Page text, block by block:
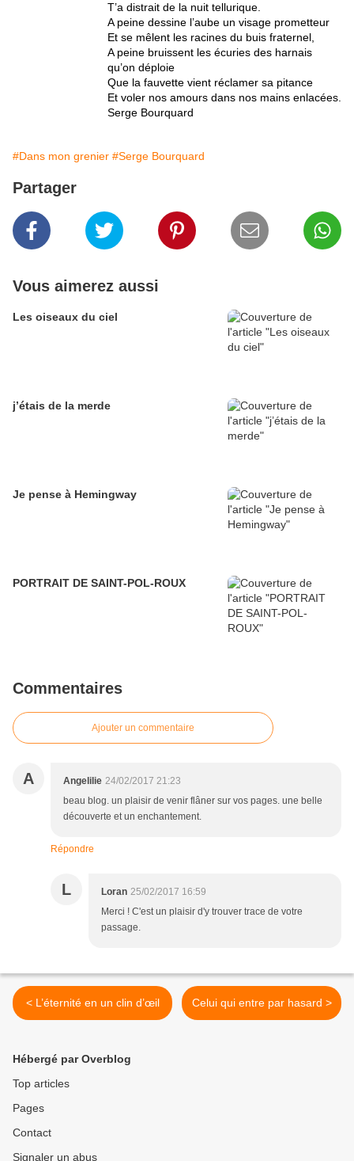
T’a distrait de la nuit tellurique.
A peine dessine l’aube un visage prometteur
Et se mêlent les racines du buis fraternel,
A peine bruissent les écuries des harnais
qu’on déploie
Que la fauvette vient réclamer sa pitance
Et voler nos amours dans nos mains enlacées.
Serge Bourquard
#Dans mon grenier #Serge Bourquard
Partager
Vous aimerez aussi
Les oiseaux du ciel
j’étais de la merde
Je pense à Hemingway
PORTRAIT DE SAINT-POL-ROUX
Commentaires
Ajouter un commentaire
A Angelilie 24/02/2017 21:23
beau blog. un plaisir de venir flâner sur vos pages. une belle
découverte et un enchantement.
Répondre
L Loran 25/02/2017 16:59
Merci ! C'est un plaisir d'y trouver trace de votre
passage.
< L’éternité en un clin d’œil Celui qui entre par hasard >
Hébergé par Overblog
Top articles
Pages
Contact
Signaler un abus